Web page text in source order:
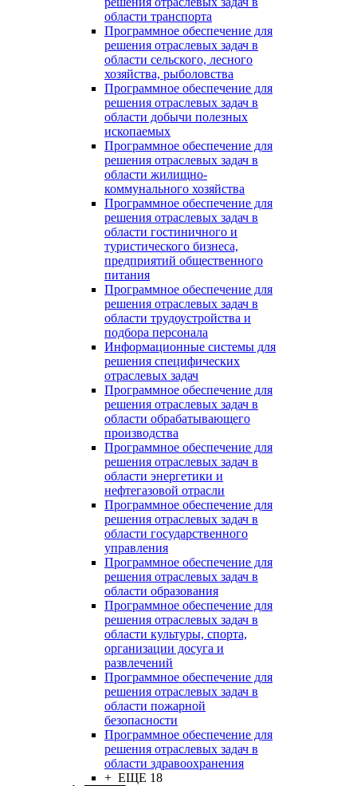
области транспорта
Программное обеспечение для
решения отраслевых задач в
области сельского, лесного
хозяйства, рыболовства
Программное обеспечение для
решения отраслевых задач в
области добычи полезных
ископаемых
Программное обеспечение для
решения отраслевых задач в
области жилищно-
коммунального хозяйства
Программное обеспечение для
решения отраслевых задач в
области гостиничного и
туристического бизнеса,
предприятий общественного
питания
Программное обеспечение для
решения отраслевых задач в
области трудоустройства и
подбора персонала
Информационные системы для
решения специфических
отраслевых задач
Программное обеспечение для
решения отраслевых задач в
области обрабатывающего
производства
Программное обеспечение для
решения отраслевых задач в
области энергетики и
нефтегазовой отрасли
Программное обеспечение для
решения отраслевых задач в
области государственного
управления
Программное обеспечение для
решения отраслевых задач в
области образования
Программное обеспечение для
решения отраслевых задач в
области культуры, спорта,
организации досуга и
развлечений
Программное обеспечение для
решения отраслевых задач в
области пожарной
безопасности
Программное обеспечение для
решения отраслевых задач в
области здравоохранения
+ ЕЩЕ 18